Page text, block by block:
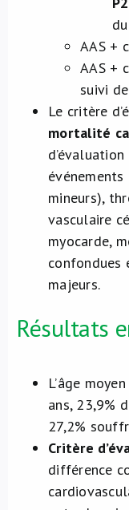
AAS +
AAS +
suivi
Le critère
mortalité
mineurs),
vasculaire
myocarde,
confondues
majeurs.
Résultats
L’âge
ans, 23,9%
27,2%
Critère
différence